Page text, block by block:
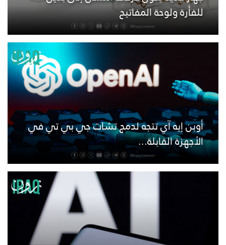
للفأرة ولوحة المفاتيح
أوبن إيه آي تتجه لدمج تشات جي بي تي في
الأجهزة القابلة...